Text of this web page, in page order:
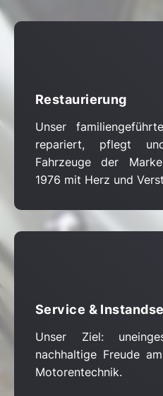
Restaurierung
Unser
repariert, pflegt
Fahrzeuge der
1976 mit Herz und
Service &
Unser Ziel:
nachhaltige Freude
Motorentechnik.